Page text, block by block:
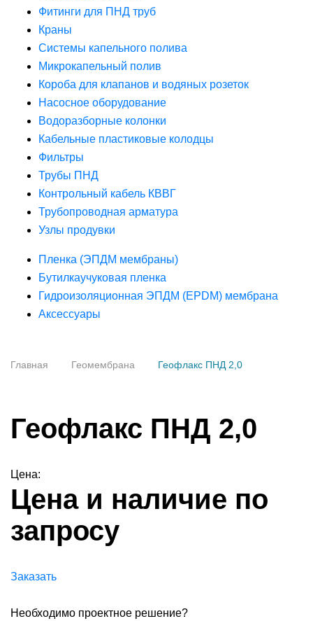
Фитинги для ПНД труб
Краны
Системы капельного полива
Микрокапельный полив
Короба для клапанов и водяных розеток
Насосное оборудование
Водоразборные колонки
Кабельные пластиковые колодцы
Фильтры
Трубы ПНД
Контрольный кабель КВВГ
Трубопроводная арматура
Узлы продувки
Пленка (ЭПДМ мембраны)
Бутилкаучуковая пленка
Гидроизоляционная ЭПДМ (EPDM) мембрана
Аксессуары
Главная Геомембрана Геофлакс ПНД 2,0
Геофлакс ПНД 2,0
Цена:
Цена и наличие по
запросу
Заказать
Необходимо проектное решение?